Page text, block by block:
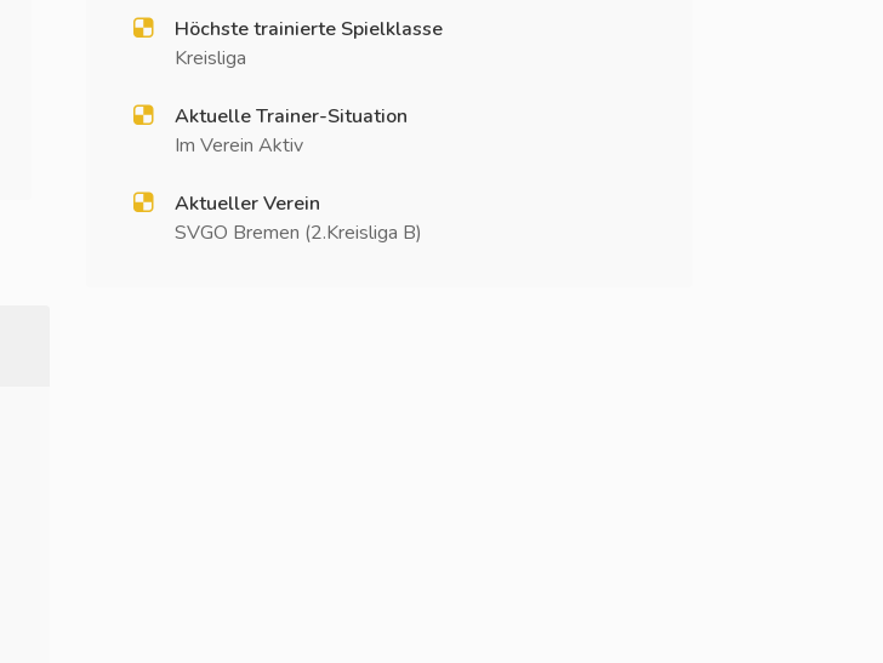
Höchste trainierte Spielklasse
Kreisliga
Aktuelle Trainer-Situation
Im Verein Aktiv
Aktueller Verein
SVGO Bremen (2.Kreisliga B)